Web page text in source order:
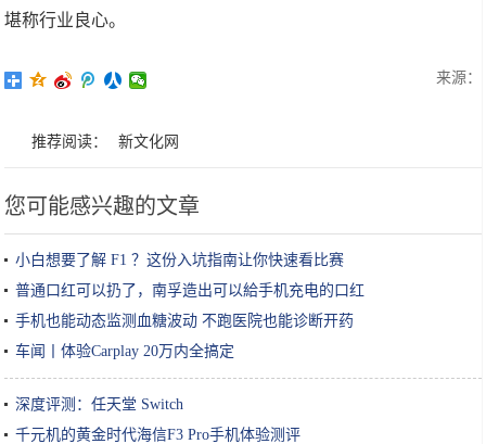
堪称行业良心。
来源：
推荐阅读： 新文化网
您可能感兴趣的文章
小白想要了解 F1 ？这份入坑指南让你快速看比赛
普通口红可以扔了，南孚造出可以給手机充电的口红
手机也能动态监测血糖波动 不跑医院也能诊断开药
车闻丨体验Carplay 20万内全搞定
深度评测：任天堂 Switch
千元机的黄金时代海信F3 Pro手机体验测评